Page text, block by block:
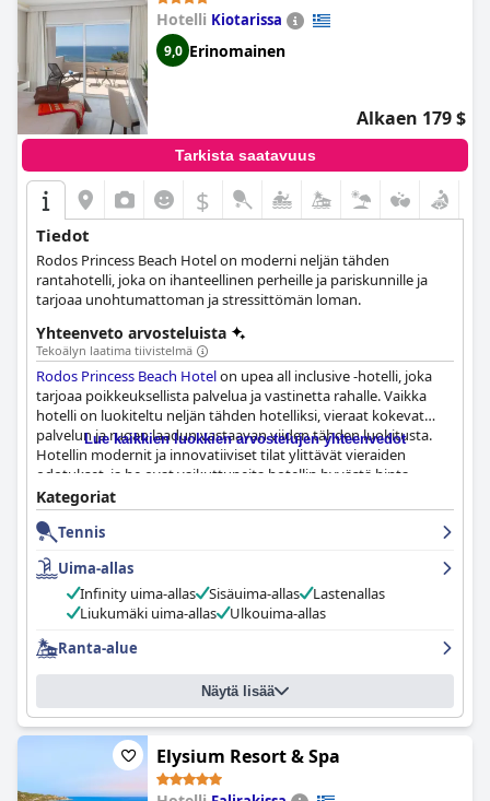
Hotelli Kiotarissa
9,0 Erinomainen
Alkaen 179 $
Tarkista saatavuus
$
Tiedot
Rodos Princess Beach Hotel on moderni neljän tähden
rantahotelli, joka on ihanteellinen perheille ja pariskunnille ja
tarjoaa unohtumattoman ja stressittömän loman.
Yhteenveto arvosteluista
Tekoälyn laatima tiivistelmä
Rodos Princess Beach Hotelon upea all inclusive -hotelli, joka
tarjoaa poikkeuksellista palvelua ja vastinetta rahalle. Vaikka
hotelli on luokiteltu neljän tähden hotelliksi, vieraat kokevat
palvelun ja ruoan laadun vastaavan viiden tähden luokitusta.
Hotellin modernit ja innovatiiviset tilat ylittävät vieraiden
odotukset, ja he ovat vaikuttuneita hotellin hyvästä hinta-
laatusuhteesta. Vieraat voivat rentoutua ja nauttia lomastaan
tässä lomakeskus-/kyläympäristössä. Kaiken kaikkiaanRodos
Princess Beach Hotel
etsivät ylellistä ja nautinnollista all inclusive -lomaa.
Lue kaikkien luokkien arvostelujen yhteenvedot
Kategoriat
Tennis
Uima-allas
Infinity uima-allas
Sisäuima-allas
Lastenallas
Liukumäki uima-allas
Ulkouima-allas
Ranta-alue
Näytä lisää
Elysium Resort & Spa